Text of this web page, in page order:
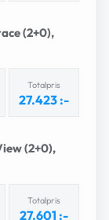
att vi
med
(2+0),
Totalpris
27.423 :-
(2+0),
Totalpris
27.601 :-